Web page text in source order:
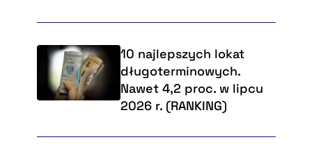
10 najlepszych lokat
długoterminowych.
Nawet 4,2 proc. w lipcu
2026 r. (RANKING)